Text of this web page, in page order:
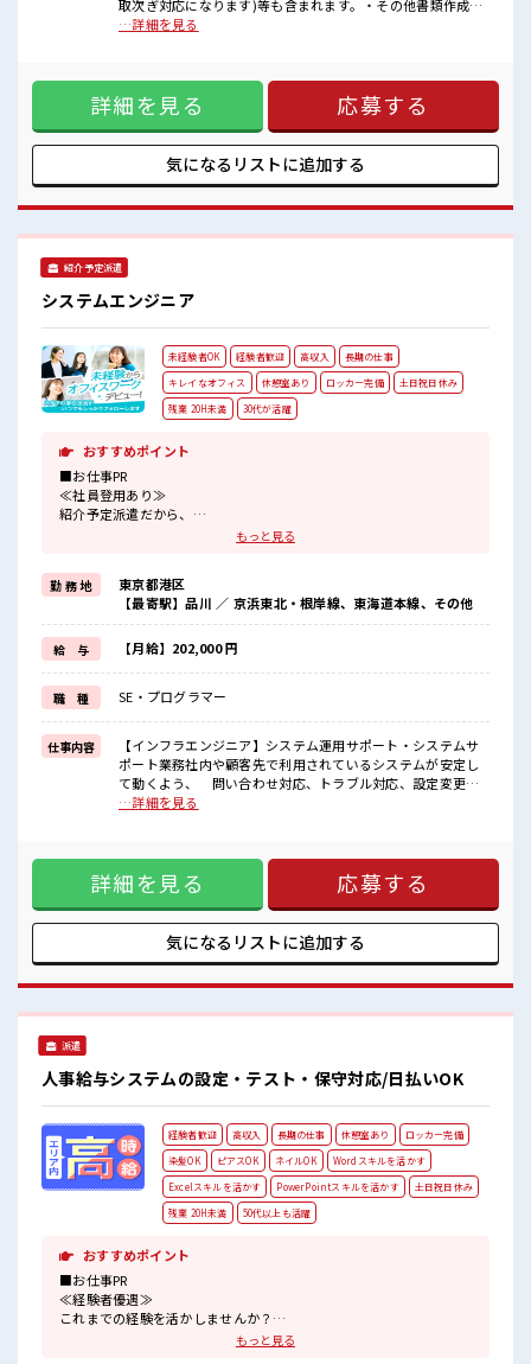
残業は少なめ！
取次ぎ対応になります)等も含まれます。・その他書類作成、
整理等※はじめて行う業務はお教えしますのでご安心くださ
いう方もOK！ ≪自分の時間も大切≫ 残業はほとんどナシ！
場合によってはお願いすることもあります♪ ≪完全週休二日
制≫ 週末は家族や友人と一緒にプライベート満喫！ ≪収入ア
ップを目指せる≫ 高時給だらけの派遣のお仕事です！ ■職場
の雰囲気 一息つける休憩スペースもあります！ 持ち物が多い
あなたにもぴったり☆ ロッカー付き職場♪ 残業は少なめ！ た
す！
…詳細を見る
詳細を見る 応募する
気になるリストに追加する
紹介予定派遣
システムエンジニア
未経験者OK 経験者歓迎 高収入
長期の仕事
キレイなオフィス
休憩室あり ロッカー完備
土日祝日休み
残業 20H未満
30代が活躍
おすすめポイント
■お仕事PR
≪社員登用あり≫
紹介予定派遣だから、
自分に職場が合うかお試しできるのがウレシイPoint☆
残業は月20時間未満で、
ほどよく稼げます♪
≪完全週休二日制≫
週末は家族や友人と一緒にプライベート満喫！
≪未経験OKの仕事≫
新しいことにチャレンジするのは不安だけど、
しっかり働く環境が整っています！
イチからスキルUP・ステップUP目指していきましょう！
■職場の雰囲気
休憩室でホッと一息リフレッシュ！
ロッカーあり！
安心してお仕事に集中♪
「しっかり働いてしっかり休む！
」って大事ですよね！
もっと見る
勤 務 地
東京都港区
【最寄駅】品川 ／ 京浜東北・根岸線、東海道本線、その他
給 与 【月給】202,000 円
職 種 SE・プログラマー
仕事内容
【インフラエンジニア】システム運用サポート・システムサ
ポート業務社内や顧客先で利用されているシステムが安定し
て動くよう、 問い合わせ対応、トラブル対応、設定変更、
定期的な確認作業などを行います。セキュリティ強化に向け
す。 例として、医療システムや病院の情報システム(情シス)
など、 高い安全性が求められる環境での対応が含まれま
す。 ■お仕事PR ≪社員登用あり≫ 紹介予定派遣だから、 自
分に職場が合うかお試しできるのがウレシイPoint☆ ≪ちょっ
との残業で収入アップ≫ 残業は月20時間未満で、 ほどよく稼
げます♪ ≪完全週休二日制≫ 週末は家族や友人と一緒にプラ
ジするのは不安だけど、 しっかり働く環境が整っています！
イチからスキルUP・ステップUP目指していきましょう！ ■
祝休み！ 「しっかり働いてしっかり休む！ 」って大事ですよ
ね！
…詳細を見る
詳細を見る 応募する
気になるリストに追加する
派遣
人事給与システムの設定・テスト・保守対応/日払いOK
経験者歓迎 高収入 長期の仕事 休憩室あり
ロッカー完備
染髪OK
ピアスOK ネイルOK
Wordスキルを活かす
Excelスキルを活かす
PowerPointスキルを活かす
土日祝日休み
残業 20H未満
50代以上も活躍
おすすめポイント
■お仕事PR
≪経験者優遇≫
これまでの経験を活かしませんか？
もっと見る